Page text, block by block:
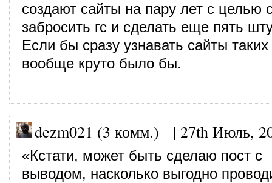
создают сайты на пару лет с целью
забросить гс и сделать еще пять
Если бы сразу узнавать сайты таких
вообще круто было бы.
dezm021 (3 комм.) | 27th Июль,
«Кстати, может быть сделаю пост с
выводом, насколько выгодно